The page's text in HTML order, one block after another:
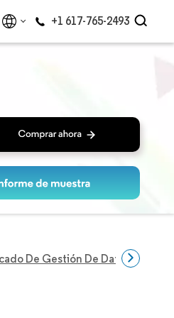
+1 617-765-2493
De Gestión De Datos De IoT